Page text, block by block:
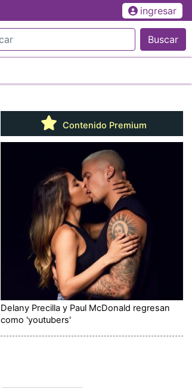
ingresar
Buscar
Contenido Premium
Delany Precilla y Paul McDonald regresan
como 'youtubers'